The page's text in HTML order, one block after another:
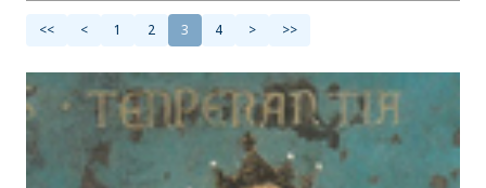
<< < 1 2 3 4 > >>